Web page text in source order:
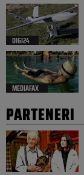
DIGI24
MEDIAFAX
PARTENERI